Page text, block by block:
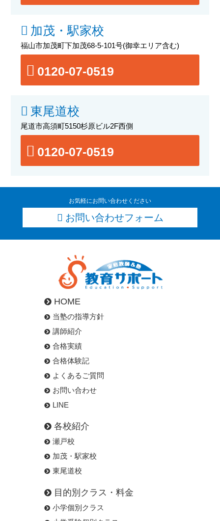
加茂・駅家校
福山市加茂町下加茂68-5-101号(御幸エリア含む)
0120-07-0519
東尾道校
尾道市高須町5150杉原ビル2F西側
0120-07-0519
お気軽にお問い合わせください
お問い合わせフォーム
HOME
当塾の指導方針
講師紹介
合格実績
合格体験記
よくあるご質問
お問い合わせ
LINE
各校紹介
瀬戸校
加茂・駅家校
東尾道校
目的別クラス・料金
小学個別クラス